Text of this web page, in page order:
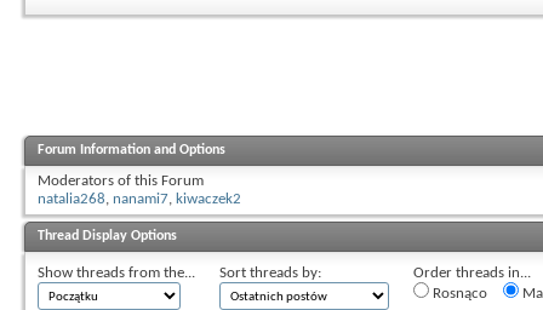
Forum Information and Options
Moderators of this Forum
natalia268, nanami7, kiwaczek2
Thread Display Options
Show threads from the... Sort threads by:
Order threads in...
Rosnąco